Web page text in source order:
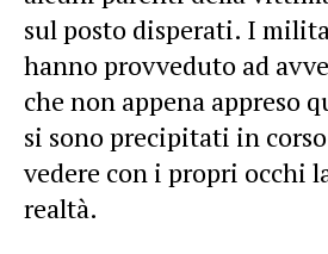
sul posto disperati. I
hanno provveduto ad
che non appena appreso
si sono precipitati in
vedere con i propri occhi
realtà.